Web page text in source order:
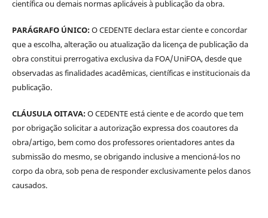
científica ou demais normas aplicáveis à publicação da obra.
PARÁGRAFO ÚNICO:O CEDENTE declara estar ciente e concordar
que a escolha, alteração ou atualização da licença de publicação da
obra constitui prerrogativa exclusiva da FOA/UniFOA, desde que
observadas as finalidades acadêmicas, científicas e institucionais da
publicação.
CLÁUSULA OITAVA:O CEDENTE está ciente e de acordo que tem
por obrigação solicitar a autorização expressa dos coautores da
obra/artigo, bem como dos professores orientadores antes da
submissão do mesmo, se obrigando inclusive a mencioná-los no
corpo da obra, sob pena de responder exclusivamente pelos danos
causados.